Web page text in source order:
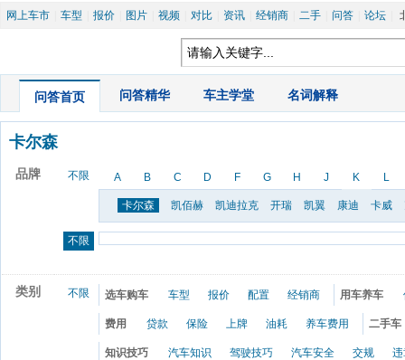
网上车市 车型 报价 图片 视频 对比 资讯 经销商 二手 问答 论坛
问答首页 问答精华 车主学堂 名词解释
卡尔森
品牌 不限 A B C D F G H J K L
卡尔森 凯佰赫 凯迪拉克 开瑞 凯翼 康迪 卡威
不限
类别 不限 选车购车 车型 报价 配置 经销商 用车养车
费用 贷款 保险 上牌 油耗 养车费用 二手车
知识技巧 汽车知识 驾驶技巧 汽车安全 交规 违